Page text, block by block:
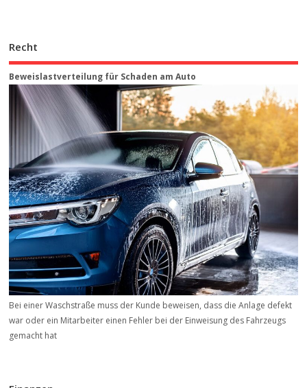
Recht
Beweis­last­ver­teilung für Schaden am Auto
Bei einer Waschstraße muss der Kunde beweisen, dass die Anlage defekt
war oder ein Mitarbeiter einen Fehler bei der Einweisung des Fahrzeugs
gemacht hat